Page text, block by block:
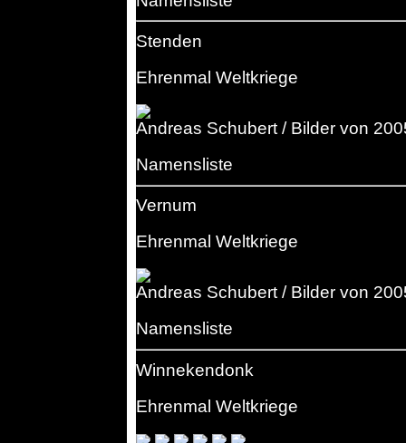
Stenden
Ehrenmal Weltkriege
Andreas Schubert / Bilder von
Namensliste
Vernum
Ehrenmal Weltkriege
Andreas Schubert / Bilder von
Namensliste
Winnekendonk
Ehrenmal Weltkriege